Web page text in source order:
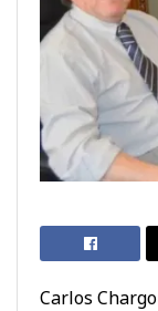
Carlos